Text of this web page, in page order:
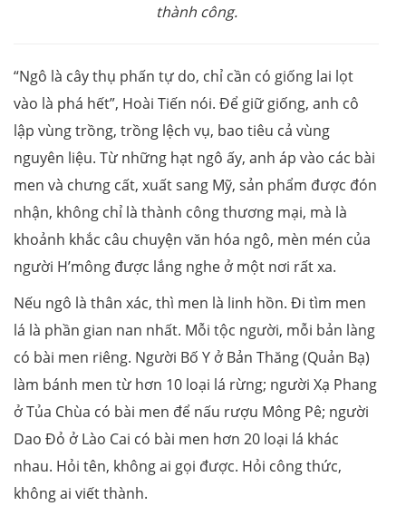
thành công.
“Ngô là cây thụ phấn tự do, chỉ cần có giống lai lọt
vào là phá hết”, Hoài Tiến nói. Để giữ giống, anh cô
lập vùng trồng, trồng lệch vụ, bao tiêu cả vùng
nguyên liệu. Từ những hạt ngô ấy, anh áp vào các bài
men và chưng cất, xuất sang Mỹ, sản phẩm được đón
nhận, không chỉ là thành công thương mại, mà là
khoảnh khắc câu chuyện văn hóa ngô, mèn mén của
người H’mông được lắng nghe ở một nơi rất xa.
Nếu ngô là thân xác, thì men là linh hồn. Đi tìm men
lá là phần gian nan nhất. Mỗi tộc người, mỗi bản làng
có bài men riêng. Người Bố Y ở Bản Thăng (Quản Bạ)
làm bánh men từ hơn 10 loại lá rừng; người Xạ Phang
ở Tủa Chùa có bài men để nấu rượu Mông Pê; người
Dao Đỏ ở Lào Cai có bài men hơn 20 loại lá khác
nhau. Hỏi tên, không ai gọi được. Hỏi công thức,
không ai viết thành.